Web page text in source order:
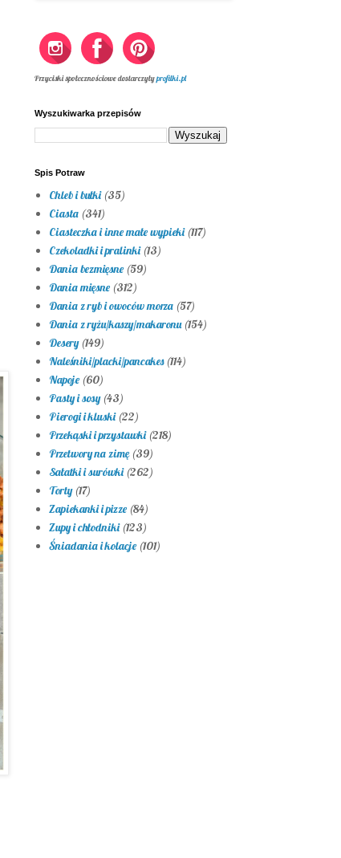
Przyciski społecznościowe dostarczyłyprofilki.pl
Wyszukiwarka przepisów
Spis Potraw
Chleb i bułki (35)
Ciasta (341)
Ciasteczka i inne małe wypieki (117)
Czekoladki i pralinki (13)
Dania bezmięsne (59)
Dania mięsne (312)
Dania z ryb i owoców morza (57)
Dania z ryżu/kaszy/makaronu (154)
Desery (149)
Naleśniki/placki/pancakes (114)
Napoje (60)
Pasty i sosy (43)
Pierogi i kluski (22)
Przekąski i przystawki (218)
Przetwory na zimę (39)
Sałatki i surówki (262)
Torty (17)
Zapiekanki i pizze (84)
Zupy i chłodniki (123)
Śniadania i kolacje (101)